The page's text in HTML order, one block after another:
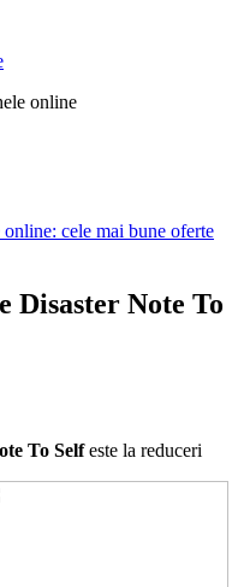
online
cele mai bune oferte
Disaster Note To
To Selfeste la reduceri